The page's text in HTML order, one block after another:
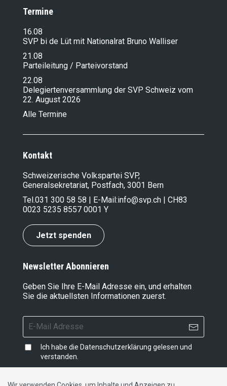
Termine
16.08
SVP bi de Lüt mit Nationalrat Bruno Walliser
21.08
Parteileitung / Parteivorstand
22.08
Delegiertenversammlung der SVP Schweiz vom
22. August 2026
Alle Termine
Kontakt
Schweizerische Volkspartei SVP,
Generalsekretariat, Postfach, 3001 Bern
Tel.031 300 58 58 | E-Mail:info@svp.ch | CH83
0023 5235 8557 0001 Y
Jetzt spenden
Newsletter Abonnieren
Geben Sie Ihre E-Mail Adresse ein, und erhalten
Sie die aktuellsten Informationen zuerst.
Ich habe die Datenschutzerklärung gelesen und
verstanden.